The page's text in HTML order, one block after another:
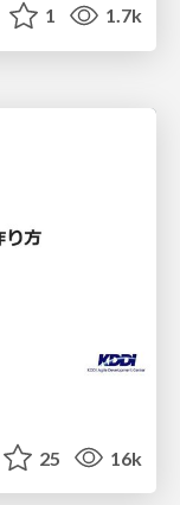
1 1.7k
25 16k